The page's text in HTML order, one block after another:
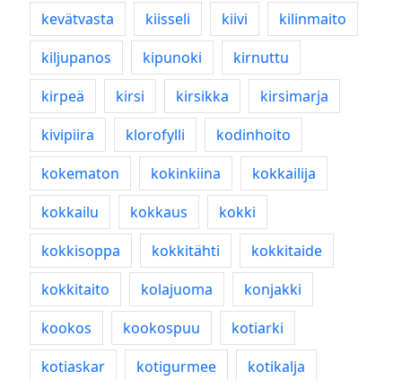
kevätvasta
kiisseli kiivi
kilinmaito
kiljupanos
kipunoki
kirnuttu
kirpeä
kirsi kirsikka
kirsimarja
kivipiira
klorofylli
kodinhoito
kokematon
kokinkiina
kokkailija
kokkailu
kokkaus
kokki
kokkisoppa
kokkitähti
kokkitaide
kokkitaito
kolajuoma
konjakki
kookos
kookospuu
kotiarki
kotiaskar
kotigurmee
kotikalja